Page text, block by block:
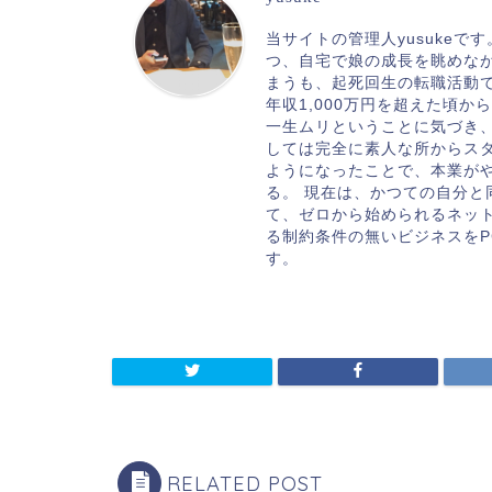
当サイトの管理人yusukeで
つ、自宅で娘の成長を眺めな
まうも、起死回生の転職活動
年収1,000万円を超えた頃か
一生ムリということに気づき
しては完全に素人な所からス
ようになったことで、本業が
る。 現在は、かつての自分
て、ゼロから始められるネッ
る制約条件の無いビジネスを
す。
RELATED POST